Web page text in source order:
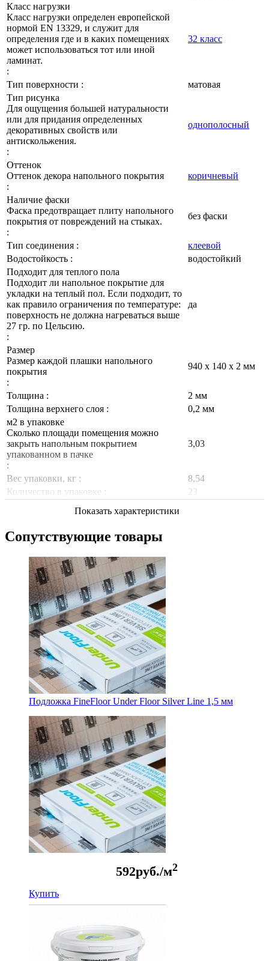
Класс нагрузки
Класс нагрузки определен европейской
нормой EN 13329, и служит для
определения где и в каких помещениях
может использоваться тот или иной
ламинат.
:
32 класс
Тип поверхности :
матовая
Тип рисунка
Для ощущения большей натуральности
или для придания определенных
декоративных свойств или
антискольжения.
:
однополосный
Оттенок
Оттенок декора напольного покрытия
:
коричневый
Наличие фаски
Фаска предотвращает плиту напольного
покрытия от повреждений на стыках.
:
без фаски
Тип соединения :
клеевой
Водостойкость :
водостойкий
Подходит для теплого пола
Подходит ли напольное покрытие для
укладки на теплый пол. Если подходит, то
как правило ограничения по температуре:
поверхность не должна нагреваться выше
27 гр. по Цельсию.
:
да
Размер
Размер каждой плашки напольного
покрытия
:
940 х 140 х 2 мм
Толщина :
2 мм
Толщина верхнего слоя :
0,2 мм
м2 в упаковке
Сколько площади помещения можно
закрыть напольным покрытием
упакованном в пачке
:
3,03
Вес упаковки, кг :
8,54
Количество в упаковке :
23
Показать характеристики
Сопутствующие товары
Подложка FineFloor Under Floor Silver Line 1,5 мм
592руб./м2
Купить